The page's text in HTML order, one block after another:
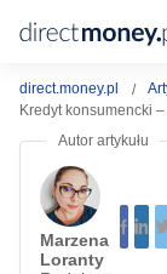
direct.money.pl
Kredyt konsumencki
Marzena
Loranty